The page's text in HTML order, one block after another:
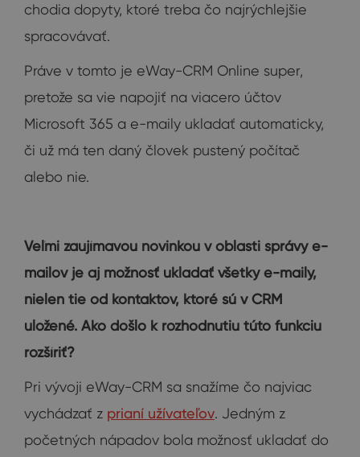
chodia dopyty, ktoré treba čo najrýchlejšie
spracovávať.
Práve v tomto je eWay-CRM Online super,
pretože sa vie napojiť na viacero účtov
Microsoft 365 a e-maily ukladať automaticky,
či už má ten daný človek pustený počítač
alebo nie.
Veľmi zaujímavou novinkou v oblasti správy e-
mailov je aj možnosť ukladať všetky e-maily,
nielen tie od kontaktov, ktoré sú v CRM
uložené. Ako došlo k rozhodnutiu túto funkciu
rozšíriť?
Pri vývoji eWay-CRM sa snažíme čo najviac
vychádzať z prianí užívateľov. Jedným z
početných nápadov bola možnosť ukladať do